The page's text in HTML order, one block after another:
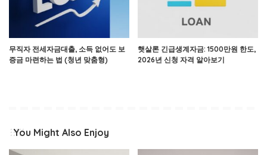
무직자 전세자금대출, 소득 없어도 보
증금 마련하는 법 (청년 맞춤형)
햇살론 긴급생계자금: 1500만원 한도,
2026년 신청 자격 알아보기
You Might Also Enjoy